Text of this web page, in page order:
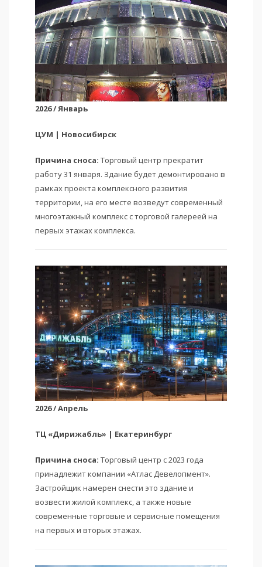
2026 / Январь
ЦУМ | Новосибирск
Причина сноса: Торговый центр прекратит
работу 31 января. Здание будет демонтировано в
рамках проекта комплексного развития
территории, на его месте возведут современный
многоэтажный комплекс с торговой галереей на
первых этажах комплекса.
2026 / Апрель
ТЦ «Дирижабль» | Екатеринбург
Причина сноса: Торговый центр с 2023 года
принадлежит компании «Атлас Девелопмент».
Застройщик намерен снести это здание и
возвести жилой комплекс, а также новые
современные торговые и сервисные помещения
на первых и вторых этажах.